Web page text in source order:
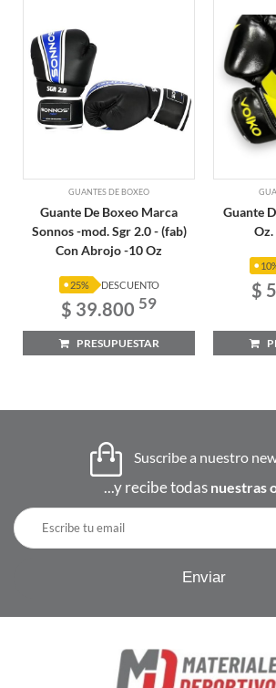
GUANTES DE BOXEO
Guante De Boxeo Marca
Sonnos -mod. Sgr 2.0 - (fab)
Con Abrojo -10 Oz
25% DESCUENTO
$ 39.800 59
PRESUPUESTAR
Guante
$
Suscribe a nuestro
...y recibe todas nuestras